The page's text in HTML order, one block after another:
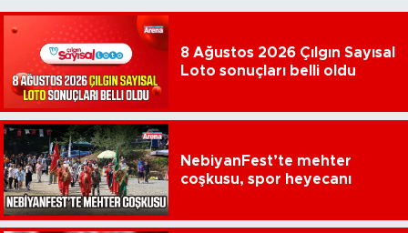
8 Ağustos 2026 Çılgın Sayısal
Loto sonuçları belli oldu
NebiyanFest’te mehter
coşkusu, spor heyecanı